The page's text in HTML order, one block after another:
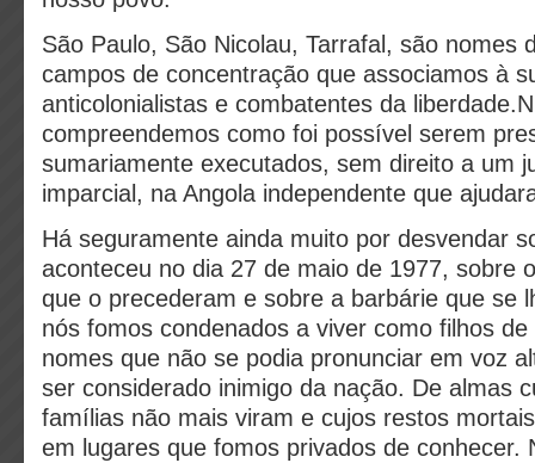
São Paulo, São Nicolau, Tarrafal, são nomes
campos de concentração que associamos à
anticolonialistas e combatentes da
compreendemos como foi possível serem
sumariamente executados, sem direito a um
imparcial, na Angola independente que
Há seguramente ainda muito por desvendar
aconteceu no dia 27 de maio de 1977, sobre
que o precederam e sobre a barbárie que se
nós fomos condenados a viver como filhos
nomes que não se podia pronunciar em voz
ser considerado inimigo da nação. De almas
famílias não mais viram e cujos restos
em lugares que fomos privados de conhecer.